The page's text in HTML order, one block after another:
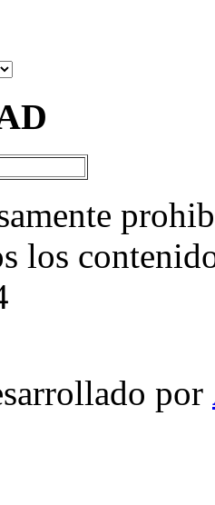
los
por